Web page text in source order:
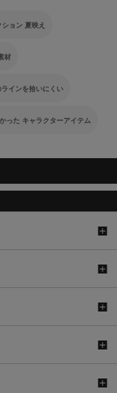
ョン 夏映え
材
インを拾いにくい
った キャラクターアイテム